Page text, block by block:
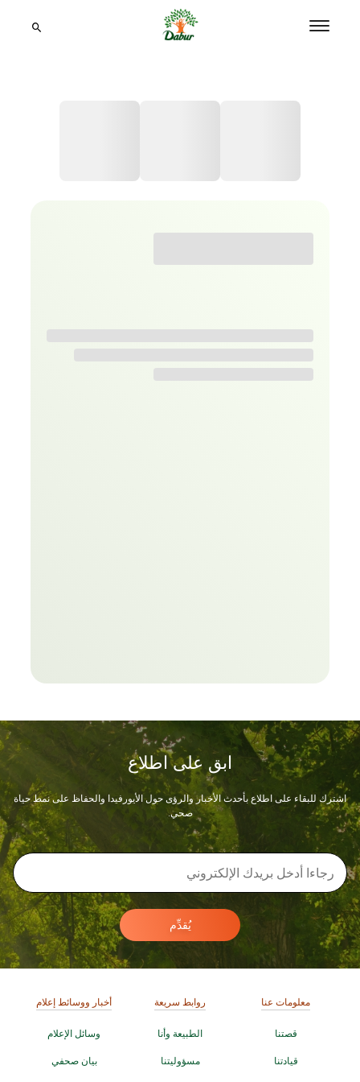
ابق على اطلاع
اشترك للبقاء على اطلاع بأحدث الأخبار والرؤى حول الأيورفيدا والحفاظ على نمط حياة
صحي.
يُقدِّم
معلومات عنا
قصتنا
قيادتنا
روابط سريعة
الطبيعة وأنا
مسؤوليتنا
أخبار ووسائط إعلام
وسائل الإعلام
بيان صحفي